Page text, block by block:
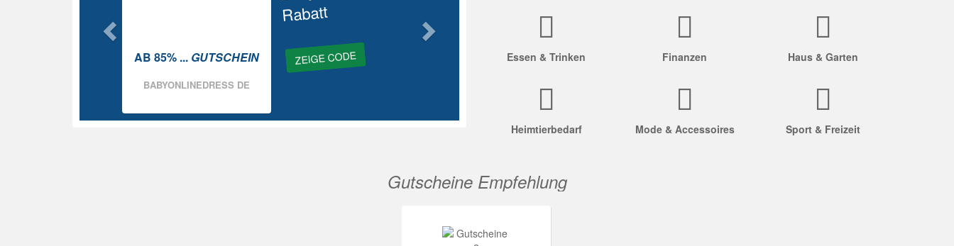
Rabatt
ZEIGE CODE
AB 85% ... GUTSCHEIN
BABYONLINEDRESS DE
Essen & Trinken Finanzen Haus & Garten
Heimtierbedarf Mode & Accessoires Sport & Freizeit
Gutscheine Empfehlung